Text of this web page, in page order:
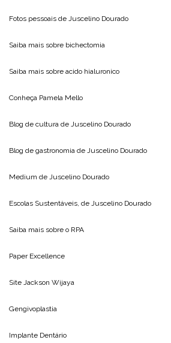
Fotos pessoais de Juscelino Dourado
Saiba mais sobre bichectomia
Saiba mais sobre acido hialuronico
Conheça Pamela Mello
Blog de cultura de Juscelino Dourado
Blog de gastronomia de Juscelino Dourado
Medium de Juscelino Dourado
Escolas Sustentáveis, de Juscelino Dourado
Saiba mais sobre o RPA
Paper Excellence
Site Jackson Wijaya
Gengivoplastia
Implante Dentário